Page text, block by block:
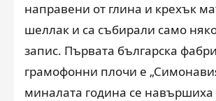
направени от глина и крехък
шеллак и са събирали само
запис. Първата българска
грамофонни плочи е
миналата година се навършиха